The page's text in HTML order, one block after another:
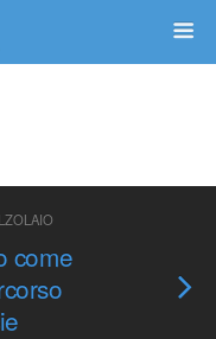
come